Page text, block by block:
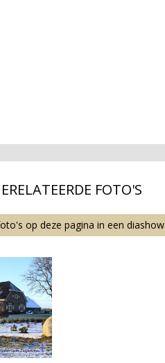
FOTO'S
op deze pagina in een diashow